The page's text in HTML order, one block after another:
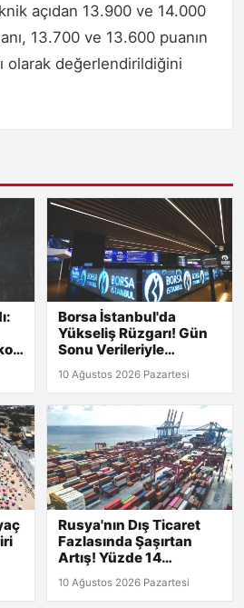
açıdan 13.900 ve 14.000
13.700 ve 13.600 puanın
olarak değerlendirildiğini
Borsa İstanbul'da
Yükseliş Rüzgarı! Gün
Sonu Verileriyle
Detaylar Burada!
10 Ağustos 2026 Pazartesi
Rusya'nın Dış Ticaret
Fazlasında Şaşırtan
Artış! Yüzde 14
Yükseldi
10 Ağustos 2026 Pazartesi